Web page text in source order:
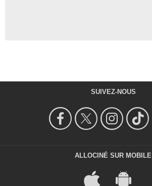
SUIVEZ-NOUS
ALLOCINÉ SUR MOBILE